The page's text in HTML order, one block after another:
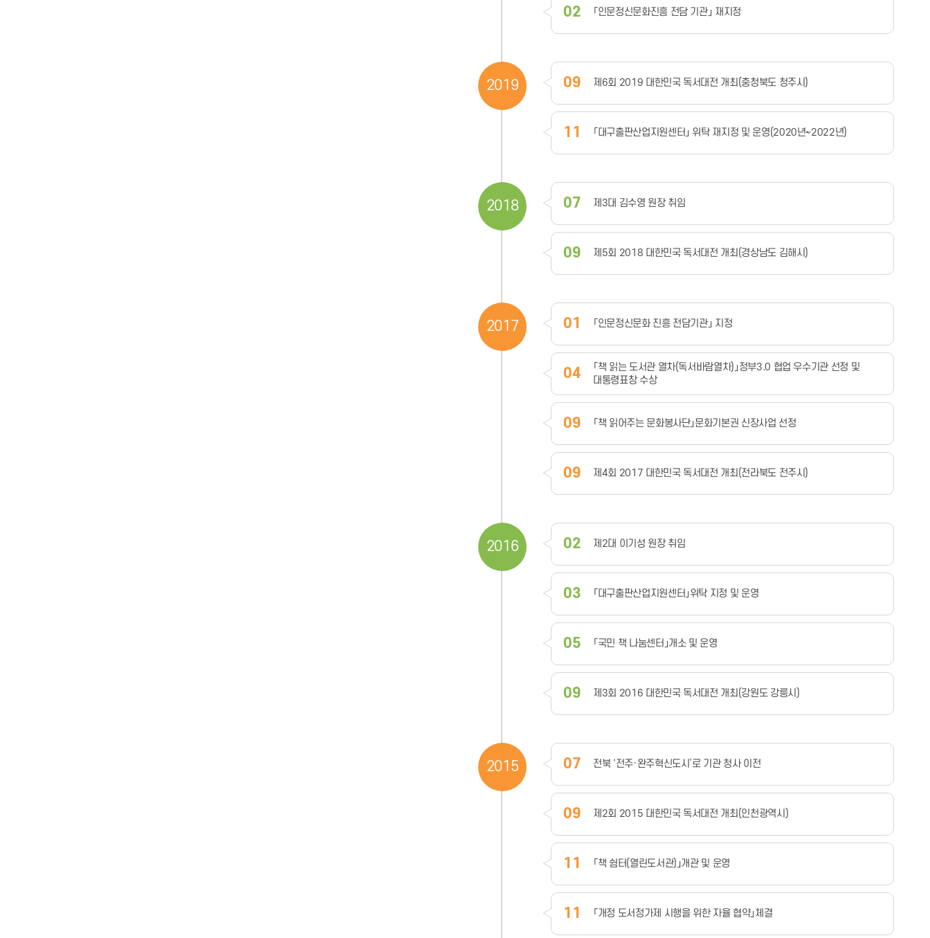
02 「인문정신문화진흥 전담 기관」 재지정
2019 09 제6회 2019 대한민국 독서대전 개최(충청북도 청주시)
11 「대구출판산업지원센터」 위탁 재지정 및 운영(2020년~2022년)
2018 07 제3대 김수영 원장 취임
09 제5회 2018 대한민국 독서대전 개최(경상남도 김해시)
2017 01 「인문정신문화 진흥 전담기관」 지정
04
「책 읽는 도서관 열차(독서바람열차)」정부3.0 협업 우수기관 선정 및
대통령표창 수상
09 「책 읽어주는 문화봉사단」문화기본권 신장사업 선정
09 제4회 2017 대한민국 독서대전 개최(전라북도 전주시)
2016 02 제2대 이기성 원장 취임
03 「대구출판산업지원센터」위탁 지정 및 운영
05 「국민 책 나눔센터」개소 및 운영
09 제3회 2016 대한민국 독서대전 개최(강원도 강릉시)
2015 07 전북 ‘전주·완주혁신도시’로 기관 청사 이전
09 제2회 2015 대한민국 독서대전 개최(인천광역시)
11 「책 쉼터(열린도서관)」개관 및 운영
11 「개정 도서정가제 시행을 위한 자율 협약」체결